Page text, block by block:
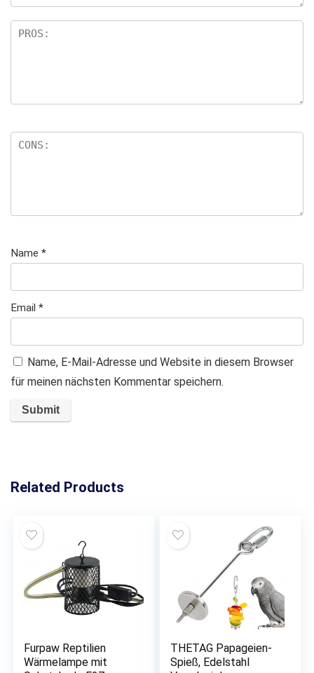
rn
Name *
Email *
Name, E-Mail-Adresse und Website in diesem Browser
für meinen nächsten Kommentar speichern.
Related Products
Furpaw Reptilien
Wärmelampe mit
THETAG Papageien-
Spieß, Edelstahl